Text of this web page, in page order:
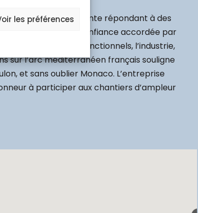
les préférences
une entreprise référente répondant à des
témoigne de la confiance accordée par
les ouvrages fonctionnels, l’industrie,
sur l’arc méditerranéen français souligne
et sans oublier Monaco. L’entreprise
à participer aux chantiers d’ampleur